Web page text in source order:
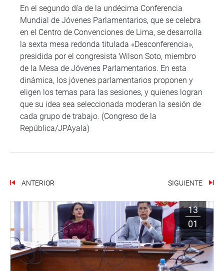
En el segundo día de la undécima Conferencia
Mundial de Jóvenes Parlamentarios, que se celebra
en el Centro de Convenciones de Lima, se desarrolla
la sexta mesa redonda titulada «Desconferencia»,
presidida por el congresista Wilson Soto, miembro
de la Mesa de Jóvenes Parlamentarios. En esta
dinámica, los jóvenes parlamentarios proponen y
eligen los temas para las sesiones, y quienes logran
que su idea sea seleccionada moderan la sesión de
cada grupo de trabajo. (Congreso de la
República/JPAyala)
ANTERIOR SIGUIENTE
13
01